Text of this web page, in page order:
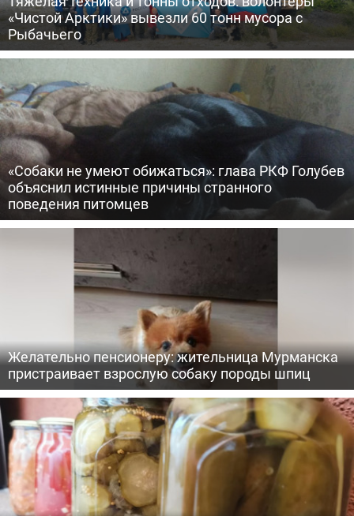
«Чистой Арктики» вывезли 60 тонн мусора с
Рыбачьего
«Собаки не умеют обижаться»: глава РКФ Голубев
объяснил истинные причины странного
поведения питомцев
Желательно пенсионеру: жительница Мурманска
пристраивает взрослую собаку породы шпиц